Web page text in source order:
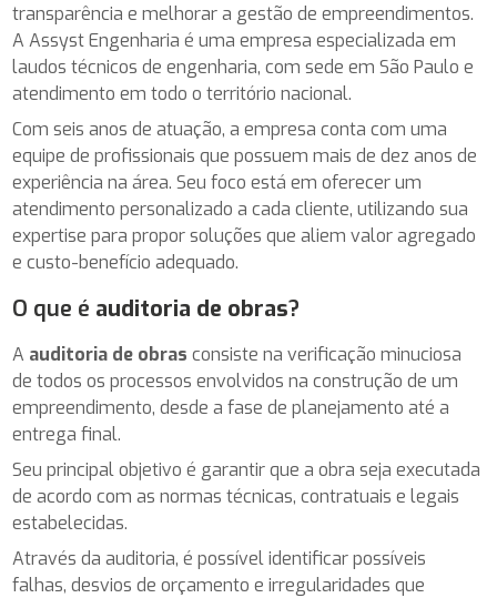
transparência e melhorar a gestão de empreendimentos.
A Assyst Engenharia é uma empresa especializada em
laudos técnicos de engenharia, com sede em São Paulo e
atendimento em todo o território nacional.
Com seis anos de atuação, a empresa conta com uma
equipe de profissionais que possuem mais de dez anos de
experiência na área. Seu foco está em oferecer um
atendimento personalizado a cada cliente, utilizando sua
expertise para propor soluções que aliem valor agregado
e custo-benefício adequado.
O que é auditoria de obras?
A auditoria de obras consiste na verificação minuciosa
de todos os processos envolvidos na construção de um
empreendimento, desde a fase de planejamento até a
entrega final.
Seu principal objetivo é garantir que a obra seja executada
de acordo com as normas técnicas, contratuais e legais
estabelecidas.
Através da auditoria, é possível identificar possíveis
falhas, desvios de orçamento e irregularidades que